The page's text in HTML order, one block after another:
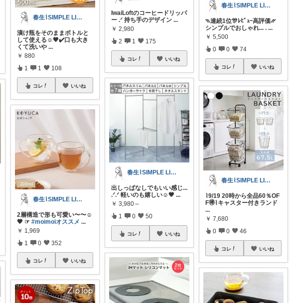
春生⌇SIMPLE LIFE⌇
漬け瓶をそのままボトルと
して使える☺️🧡✔️口も大き
くて洗いや ...
￥ 880
1 1 108
コレ いいね
春生⌇SIMPLE LIFE⌇
2層構造で形も可愛い〜〜☺️
🧡 ☞#moimoiオススメ ...
￥ 1,969
1 0 352
コレ いいね
IwaiLoftのコーヒードリッパ
ー .ᐟ 持ち手のデザイン ...
￥ 2,980
2 1 175
コレ いいね
春生⌇SIMPLE LIFE⌇
出しっぱなしでもいい感じ...
.ᐟ.ᐟ 軽いのも嬉しい☺️🧡 ...
￥ 3,980～
1 0 50
コレ いいね
春生⌇SIMPLE LIFE⌇
⳹連続1位🎊ﾚﾋﾞｭｰ高評価⳼
シンプルでおしゃれ... . ...
￥ 5,500
0 0 74
コレ いいね
春生⌇SIMPLE LIFE⌇
⌇9/19 20時から全品60％OF
F🉐⌇キャスター付きランド
...
￥ 7,680
0 0 46
コレ いいね